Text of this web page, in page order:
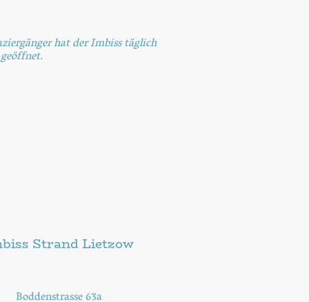
hat der Imbiss täglich
Strand Lietzow
Boddenstrasse 63a